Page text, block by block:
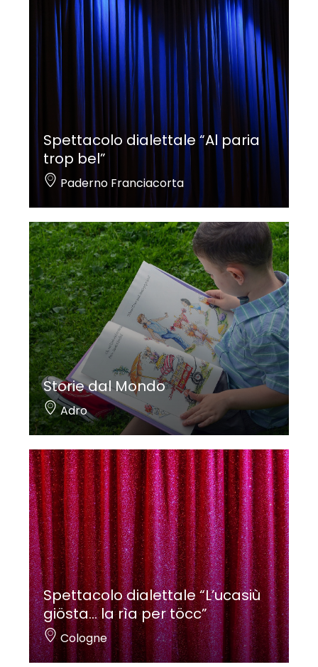
Spettacolo dialettale “Al paria
trop bel”
Paderno Franciacorta
Storie dal Mondo
Adro
Spettacolo dialettale “L’ucasiù
giösta… la rìa per töcc”
Cologne